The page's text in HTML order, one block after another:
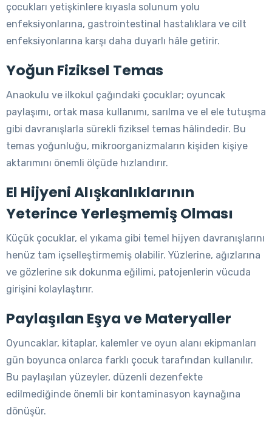
çocukları yetişkinlere kıyasla solunum yolu
enfeksiyonlarına, gastrointestinal hastalıklara ve cilt
enfeksiyonlarına karşı daha duyarlı hâle getirir.
Yoğun Fiziksel Temas
Anaokulu ve ilkokul çağındaki çocuklar; oyuncak
paylaşımı, ortak masa kullanımı, sarılma ve el ele tutuşma
gibi davranışlarla sürekli fiziksel temas hâlindedir. Bu
temas yoğunluğu, mikroorganizmaların kişiden kişiye
aktarımını önemli ölçüde hızlandırır.
El Hijyeni Alışkanlıklarının
Yeterince Yerleşmemiş Olması
Küçük çocuklar, el yıkama gibi temel hijyen davranışlarını
henüz tam içselleştirmemiş olabilir. Yüzlerine, ağızlarına
ve gözlerine sık dokunma eğilimi, patojenlerin vücuda
girişini kolaylaştırır.
Paylaşılan Eşya ve Materyaller
Oyuncaklar, kitaplar, kalemler ve oyun alanı ekipmanları
gün boyunca onlarca farklı çocuk tarafından kullanılır.
Bu paylaşılan yüzeyler, düzenli dezenfekte
edilmediğinde önemli bir kontaminasyon kaynağına
dönüşür.